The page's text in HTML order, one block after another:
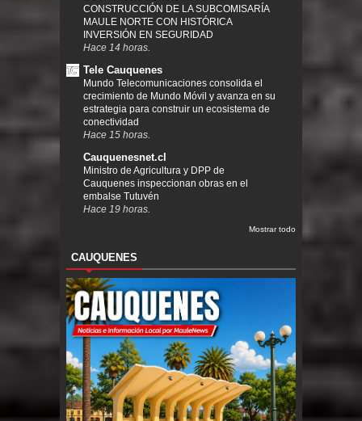
CONSTRUCCIÓN DE LA SUBCOMISARÍA
MAULE NORTE CON HISTÓRICA
INVERSIÓN EN SEGURIDAD
Hace 14 horas.
Tele Cauquenes
Mundo Telecomunicaciones consolida el
crecimiento de Mundo Móvil y avanza en su
estrategia para construir un ecosistema de
conectividad
Hace 15 horas.
Cauquenesnet.cl
Ministro de Agricultura y DPP de
Cauquenes inspeccionan obras en el
embalse Tutuvén
Hace 19 horas.
Mostrar todo
CAUQUENES